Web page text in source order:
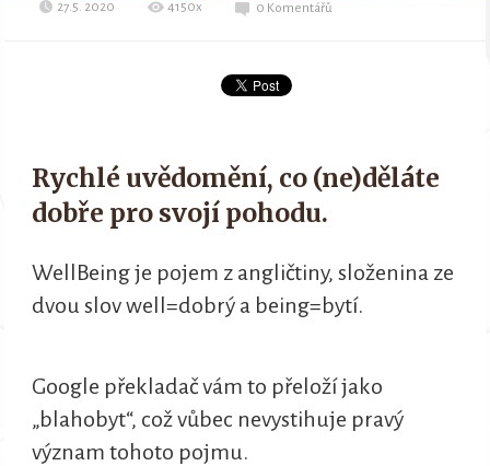
27.5. 2020 4150x 0 Komentářů
Rychlé uvědomění, co (ne)děláte
dobře pro svojí pohodu.
WellBeing je pojem z angličtiny, složenina ze
dvou slov well=dobrý a being=bytí.
Google překladač vám to přeloží jako
„blahobyt“, což vůbec nevystihuje pravý
význam tohoto pojmu.